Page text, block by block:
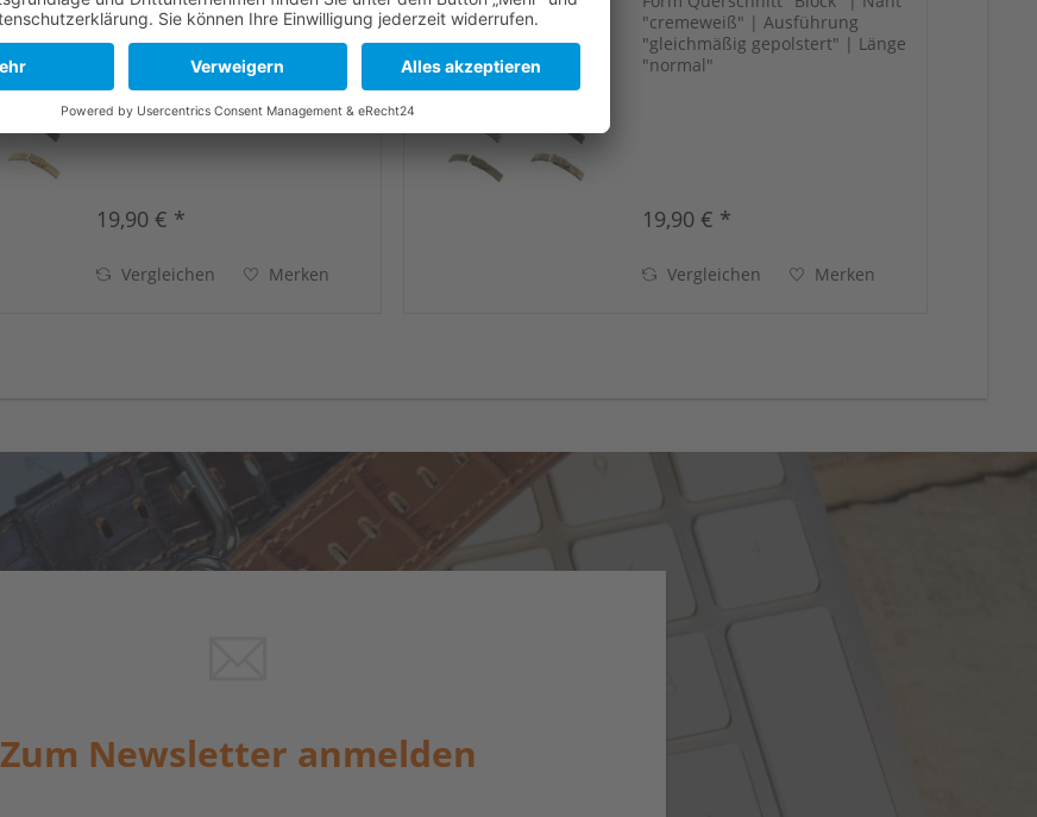
"cremeweiß" | Ausführung
"gleichmäßig gepolstert" | Länge
19,90 € *
Vergleichen Merken
"cremeweiß" | Ausführung
"gleichmäßig gepolstert" | Länge
"normal"
19,90 € *
Vergleichen Merken
Zum Newsletter anmelden